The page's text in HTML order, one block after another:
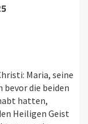
Maria, seine
die beiden
hatten,
Heiligen Geist